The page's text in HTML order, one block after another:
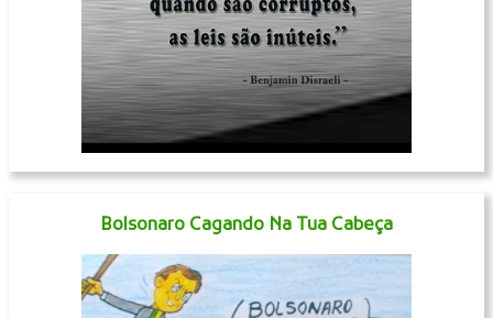
Bolsonaro Cagando Na Tua Cabeça